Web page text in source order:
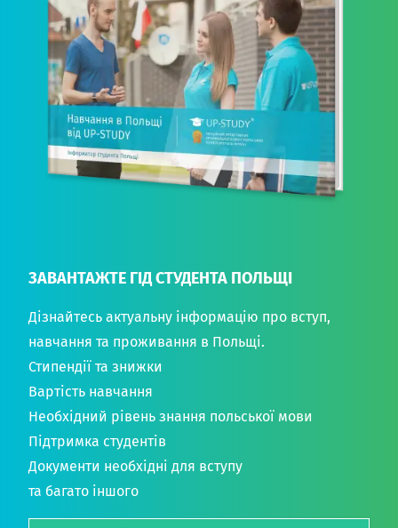
ЗАВАНТАЖТЕ ГІД СТУДЕНТА ПОЛЬЩІ
Дізнайтесь актуальну інформацію про вступ,
навчання та проживання в Польщі.
Стипендії та знижки
Вартість навчання
Необхідний рівень знання польської мови
Підтримка студентів
Документи необхідні для вступу
та багато іншого